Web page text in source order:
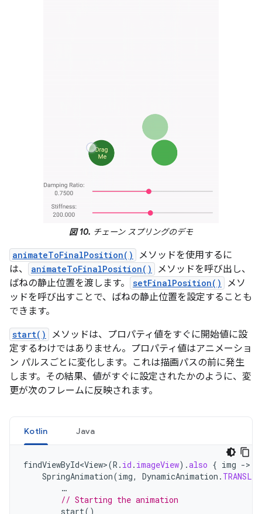
図 10. チェーン スプリングのデモ
animateToFinalPosition()
メソッドを使用するに
は、
animateToFinalPosition()
メソッドを呼び出し、
ばねの静止位置を渡します。
setFinalPosition()
メソ
ッドを呼び出すことで、ばねの静止位置を設定することも
できます。
start()
メソッドは、プロパティ値をすぐに開始値に設
定するわけではありません。プロパティ値はアニメーショ
ン パルスごとに変化します。これは描画パスの前に発生
します。その結果、値がすぐに設定されたかのように、変
更が次のフレームに反映されます。
Kotlin Java
findViewById<View>(R . id . imageView).also { img -
SpringAnimation(img, DynamicAnimation .
…
// Starting the animation
start()